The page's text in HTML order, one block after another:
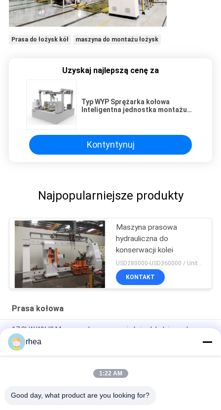
Prasa do łożysk kół maszyna do montażu łożysk
Uzyskaj najlepszą cenę za
Typ WYP Sprężarka kołowa
Inteligentna jednostka montażu
Kontyntynuj
Najpopularniejsze produkty
Maszyna prasowa
hydrauliczna do
konserwacji kolei
USD280000-USD360000 / Unit MOQ:1
KONTAKT
Prasa kołowa
17.2kW WYJ2 Maszyna do prasowania łożysk kolejowych
Przesylator prasowy do przenośnych łożysk kołowych
φ680mm - φ1050mm Prężnica koła
Wysoka wytrzymałość, maszyna do tłoczenia kół, maszyna do
rhea
1:22 AM
Good day, what product are you looking for?